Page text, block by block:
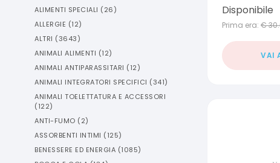
ALIMENTI SPECIALI (26)
ALLERGIE (12)
ALTRI (3643)
ANIMALI ALIMENTI (12)
ANIMALI ANTIPARASSITARI (12)
ANIMALI INTEGRATORI SPECIFICI (341)
ANIMALI TOELETTATURA E ACCESSORI
(122)
ANTI-FUMO (2)
ASSORBENTI INTIMI (125)
BENESSERE ED ENERGIA (1085)
Disponibile
Prima era: €
VAI